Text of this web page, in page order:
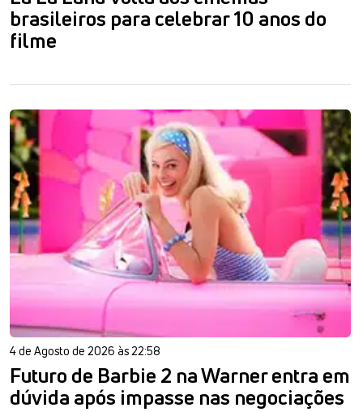
brasileiros para celebrar 10 anos do
filme
4 de Agosto de 2026 às 22:58
Futuro de Barbie 2 na Warner entra em
dúvida após impasse nas negociações